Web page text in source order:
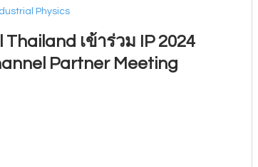
Thailand เข้าร่วม IP 2024
Partner Meeting
Physics